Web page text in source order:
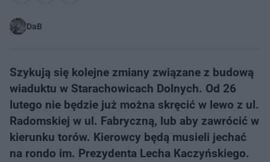
DaB
Szykują się kolejne zmiany związane z budową
wiaduktu w Starachowicach Dolnych. Od 26
lutego nie będzie już można skręcić w lewo z ul.
Radomskiej w ul. Fabryczną, lub aby zawrócić w
kierunku torów. Kierowcy będą musieli jechać
na rondo im. Prezydenta Lecha Kaczyńskiego.